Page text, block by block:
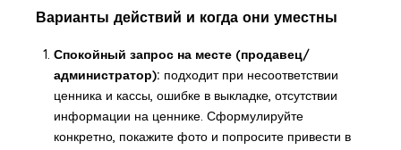
Варианты действий и когда они уместны
Спокойный запрос на месте (продавец/
администратор): подходит при несоответствии
ценника и кассы, ошибке в выкладке, отсутствии
информации на ценнике. Сформулируйте
конкретно, покажите фото и попросите привести в